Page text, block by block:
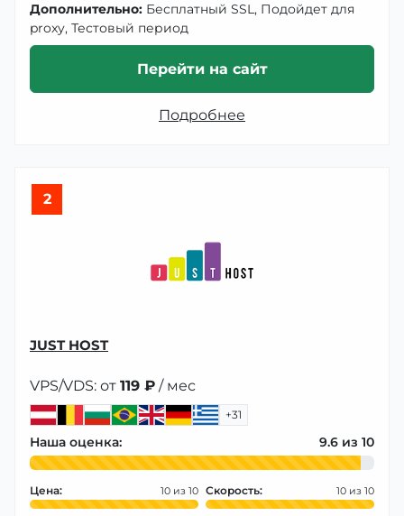
Дополнительно: Бесплатный SSL, Подойдет для
proxy, Тестовый период
Перейти на сайт
Подробнее
2
JUST HOST
VPS/VDS: от 119 ₽ / мес
+31
Наша оценка: 9.6
Цена: 10 Скорость: 10